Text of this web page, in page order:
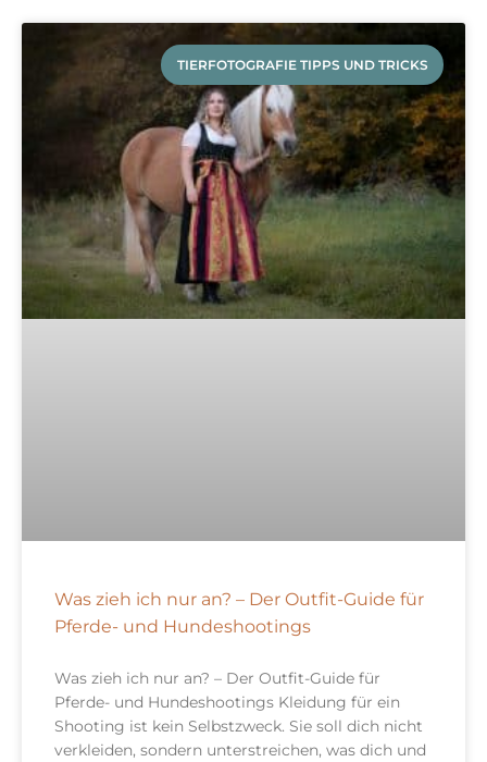
TIERFOTOGRAFIE TIPPS UND TRICKS
Was zieh ich nur an? – Der Outfit-Guide für
Pferde- und Hundeshootings
Was zieh ich nur an? – Der Outfit-Guide für
Pferde- und Hundeshootings Kleidung für ein
Shooting ist kein Selbstzweck. Sie soll dich nicht
verkleiden, sondern unterstreichen, was dich und